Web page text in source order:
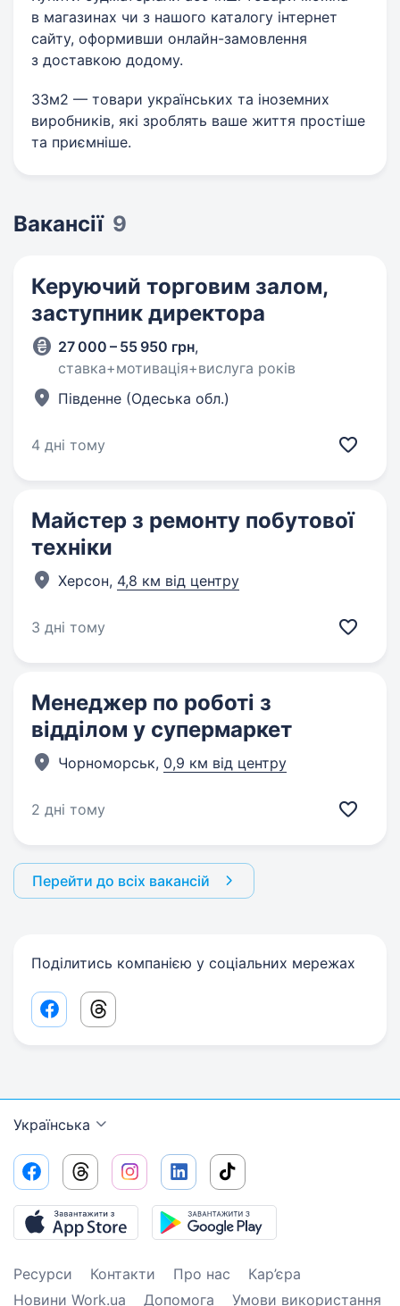
в магазинах чи з нашого каталогу інтернет
сайту, оформивши онлайн-замовлення
з доставкою додому.
33м2 — товари українських та іноземних
виробників, які зроблять ваше життя простіше
та приємніше.
Вакансії 9
Керуючий торговим залом,
заступник директора
27 000 – 55 950 грн,
ставка+мотивацiя+вислуга рокiв
Південне (Одеська обл.)
4 дні тому
Майстер з ремонту побутової
техніки
Херсон, 4,8 км від центру
3 дні тому
Менеджер по роботі з
відділом у супермаркет
Чорноморськ, 0,9 км від центру
2 дні тому
Перейти до всіх вакансій
Поділитись компанією у соціальних мережах
Facebook share link
Threads share link
Українська
Ресурси Контакти Про нас
Кар’єра
Новини Work.ua
Допомога Умови використання